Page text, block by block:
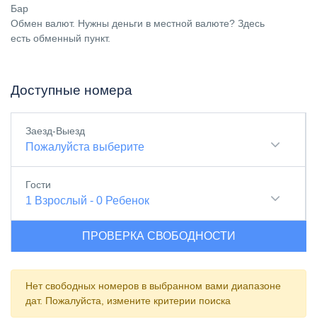
Бар
Обмен валют. Нужны деньги в местной валюте? Здесь
есть обменный пункт.
Доступные номера
Заезд-Выезд
Пожалуйста выберите
Гости
1 Взрослый - 0 Ребенок
ПРОВЕРКА СВОБОДНОСТИ
Нет свободных номеров в выбранном вами диапазоне
дат. Пожалуйста, измените критерии поиска